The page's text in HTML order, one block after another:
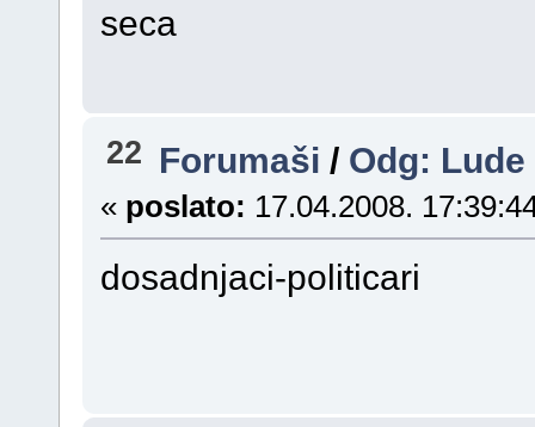
seca
22 Forumaši / Odg:
« poslato: 17.04.2008.
dosadnjaci-politicari